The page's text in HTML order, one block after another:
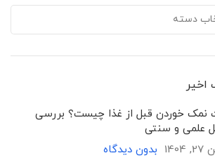
اخیر
نمک خوردن قبل از غذا چیست؟ بررسی
علمی و سنتی
1404
بدون دیدگاه